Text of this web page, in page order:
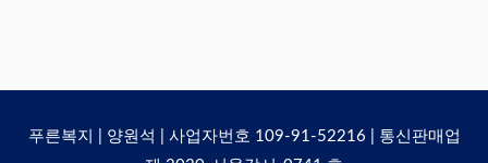
푸른복지 | 양원석 | 사업자번호 109-91-52216 | 통신판매업